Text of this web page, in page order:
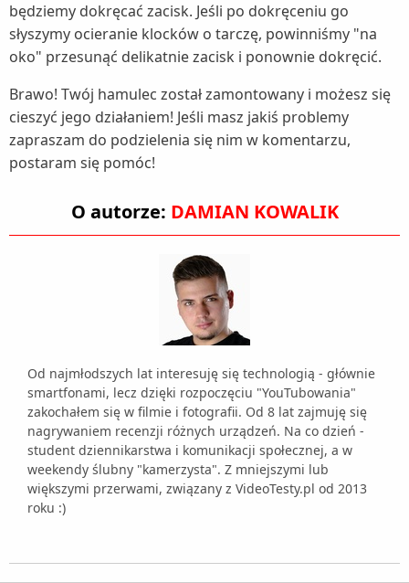
będziemy dokręcać zacisk. Jeśli po dokręceniu go
słyszymy ocieranie klocków o tarczę, powinniśmy "na
oko" przesunąć delikatnie zacisk i ponownie dokręcić.
Brawo! Twój hamulec został zamontowany i możesz się
cieszyć jego działaniem! Jeśli masz jakiś problemy
zapraszam do podzielenia się nim w komentarzu,
postaram się pomóc!
O autorze: DAMIAN KOWALIK
Od najmłodszych lat interesuję się technologią - głównie
smartfonami, lecz dzięki rozpoczęciu "YouTubowania"
zakochałem się w filmie i fotografii. Od 8 lat zajmuję się
nagrywaniem recenzji różnych urządzeń. Na co dzień -
student dziennikarstwa i komunikacji społecznej, a w
weekendy ślubny "kamerzysta". Z mniejszymi lub
większymi przerwami, związany z VideoTesty.pl od 2013
roku :)